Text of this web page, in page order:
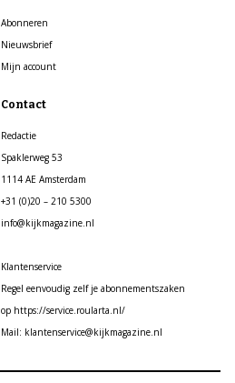
Abonneren
Nieuwsbrief
Mijn account
Contact
Redactie
Spaklerweg 53
1114 AE Amsterdam
+31 (0)20 – 210 5300
info@kijkmagazine.nl
Klantenservice
Regel eenvoudig zelf je abonnementszaken
op https://service.roularta.nl/
Mail: klantenservice@kijkmagazine.nl